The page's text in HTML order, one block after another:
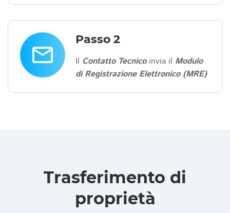
email
Passo 2
Il Contatto Tecnicoinvia il Modulo
di Registrazione Elettronico (MRE)
Trasferimento di
proprietà